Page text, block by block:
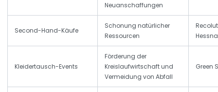
Neuanschaffungen
Second-Hand-Käufe
Schonung natürlicher
Ressourcen
Kleidertausch-Events
Förderung der
Kreislaufwirtschaft und
Vermeidung von Abfall
Green